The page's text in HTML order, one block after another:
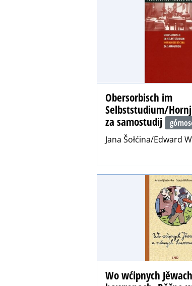
Obersorbisch im
Selbststudium/
za samostudij
Jana Šołćina/Edward
Wo wćipnych